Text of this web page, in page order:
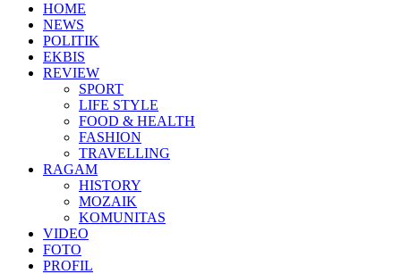
HOME
NEWS
POLITIK
EKBIS
REVIEW
SPORT
LIFE STYLE
FOOD & HEALTH
FASHION
TRAVELLING
RAGAM
HISTORY
MOZAIK
KOMUNITAS
VIDEO
FOTO
PROFIL